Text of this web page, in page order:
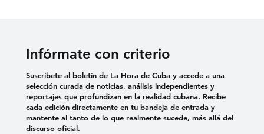
Infórmate con criterio
Suscríbete al boletín de La Hora de Cuba y accede a una
selección curada de noticias, análisis independientes y
reportajes que profundizan en la realidad cubana. Recibe
cada edición directamente en tu bandeja de entrada y
mantente al tanto de lo que realmente sucede, más allá del
discurso oficial.